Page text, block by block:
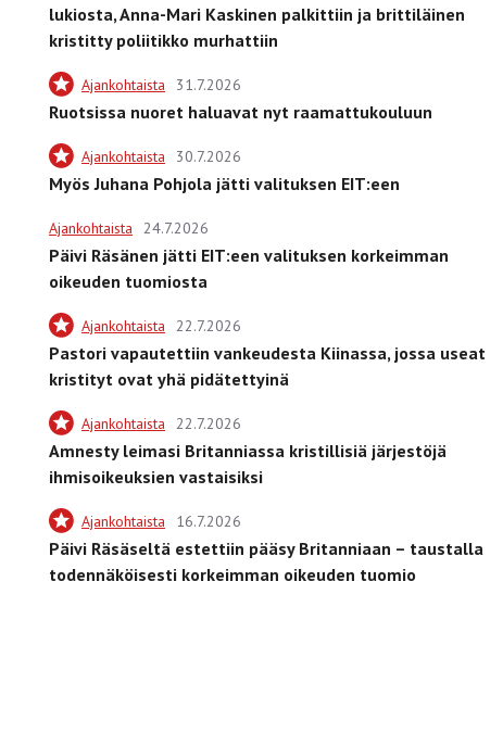
lukiosta, Anna-Mari Kaskinen palkittiin ja brittiläinen
kristitty poliitikko murhattiin
Ajankohtaista 31.7.2026
Ruotsissa nuoret haluavat nyt raamattukouluun
Ajankohtaista 30.7.2026
Myös Juhana Pohjola jätti valituksen EIT:een
Ajankohtaista 24.7.2026
Päivi Räsänen jätti EIT:een valituksen korkeimman
oikeuden tuomiosta
Ajankohtaista 22.7.2026
Pastori vapautettiin vankeudesta Kiinassa, jossa useat
kristityt ovat yhä pidätettyinä
Ajankohtaista 22.7.2026
Amnesty leimasi Britanniassa kristillisiä järjestöjä
ihmisoikeuksien vastaisiksi
Ajankohtaista 16.7.2026
Päivi Räsäseltä estettiin pääsy Britanniaan – taustalla
todennäköisesti korkeimman oikeuden tuomio